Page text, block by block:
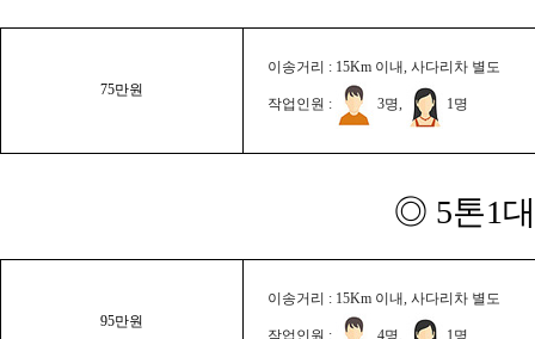
75만원
이송거리 : 15Km 이내, 사다리차 별도
작업인원 : 3명, 1명
◎ 5톤1
95만원
이송거리 : 15Km 이내, 사다리차 별도
작업인원 : 4명, 1명